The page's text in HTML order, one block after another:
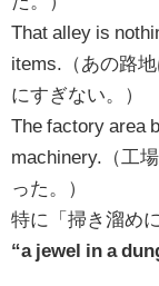
That alley is
items.（あの路
にすぎない。）
The factory area
machinery.（工
った。）
特に「掃き溜め
“a jewel in a